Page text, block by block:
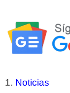
Noticias